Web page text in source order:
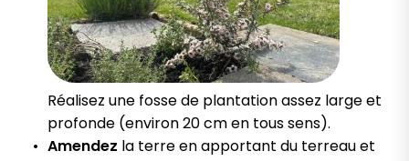
Réalisez une fosse de plantation assez large et
profonde (environ 20 cm en tous sens).
Amendez la terre en apportant du terreau et